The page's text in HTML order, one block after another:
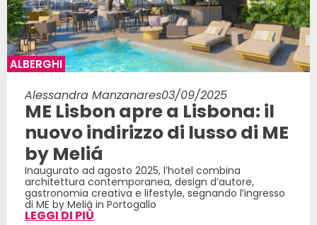
ALBERGHI
Alessandra Manzanares03/09/2025
ME Lisbon apre a Lisbona: il
nuovo indirizzo di lusso di ME
by Meliá
Inaugurato ad agosto 2025, l’hotel combina
architettura contemporanea, design d’autore,
gastronomia creativa e lifestyle, segnando l’ingresso
di ME by Meliá in Portogallo
LEGGI DI PIÙ